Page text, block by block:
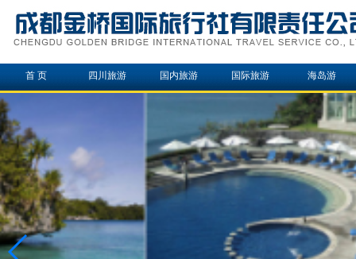
首 页 四川旅游 国内旅游 国际旅游 海岛游